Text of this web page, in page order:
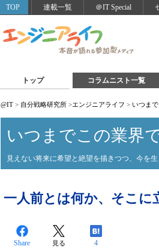
TOP 連載一覧 ＠IT Special
トップ コラムニスト一覧
@IT > 自分戦略研究所 >エンジニアライフ > いつま
いつまでこの業界
見えない将来に希望と絶望を描きつつ、今を
一人前とは何か、そこ
Share 見る 4